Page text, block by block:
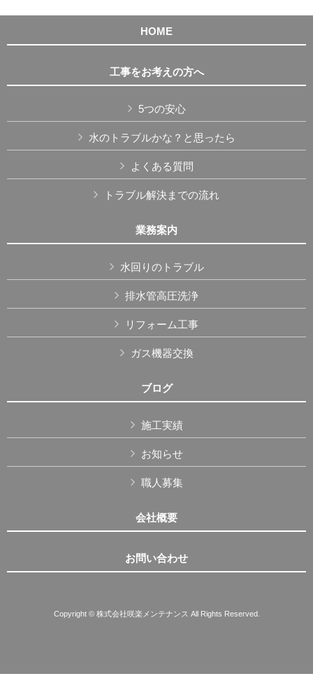
HOME
工事をお考えの方へ
5つの安心
水のトラブルかな？と思ったら
よくある質問
トラブル解決までの流れ
業務案内
水回りのトラブル
排水管高圧洗浄
リフォーム工事
ガス機器交換
ブログ
施工実績
お知らせ
職人募集
会社概要
お問い合わせ
Copyright © 株式会社咲楽メンテナンス All Rights Reserved.